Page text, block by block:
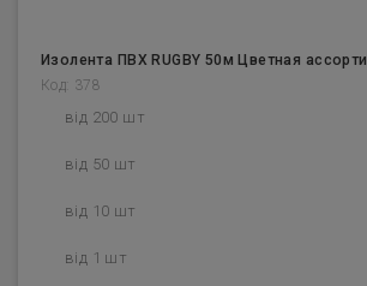
Изолента ПВХ RUGBY 50м Цветная ассорти
Код: 378
від 200 шт
від 50 шт
від 10 шт
від 1 шт